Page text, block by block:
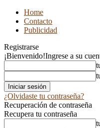
Home
Contacto
Publicidad
Registrarse
¡Bienvenido!Ingrese a su
¿Olvidaste tu contraseña?
Recuperación de contraseña
Recupera tu contraseña